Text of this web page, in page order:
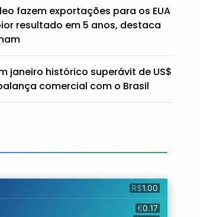
fazem exportações para os EUA
resultado em 5 anos, destaca
janeiro histórico superávit de US$
comercial com o Brasil